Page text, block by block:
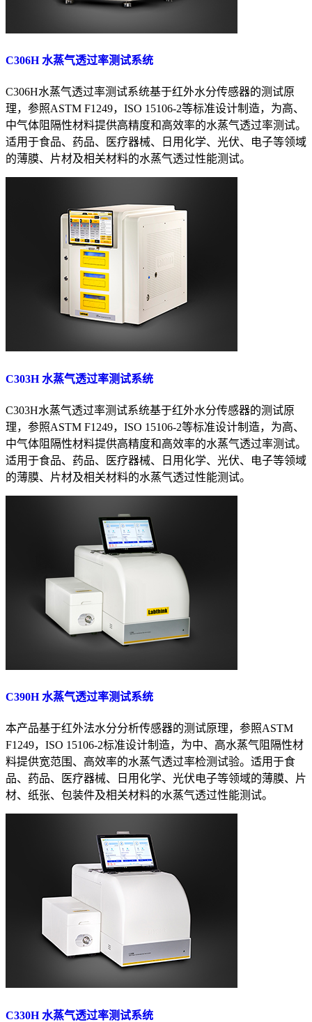
C306H 水蒸气透过率测试系统
C306H水蒸气透过率测试系统基于红外水分传感器的测试原
理，参照ASTM F1249，ISO 15106-2等标准设计制造，为高、
中气体阻隔性材料提供高精度和高效率的水蒸气透过率测试。
适用于食品、药品、医疗器械、日用化学、光伏、电子等领域
的薄膜、片材及相关材料的水蒸气透过性能测试。
C303H 水蒸气透过率测试系统
C303H水蒸气透过率测试系统基于红外水分传感器的测试原
理，参照ASTM F1249，ISO 15106-2等标准设计制造，为高、
中气体阻隔性材料提供高精度和高效率的水蒸气透过率测试。
适用于食品、药品、医疗器械、日用化学、光伏、电子等领域
的薄膜、片材及相关材料的水蒸气透过性能测试。
C390H 水蒸气透过率测试系统
本产品基于红外法水分分析传感器的测试原理，参照ASTM
F1249，ISO 15106-2标准设计制造，为中、高水蒸气阻隔性材
料提供宽范围、高效率的水蒸气透过率检测试验。适用于食
品、药品、医疗器械、日用化学、光伏电子等领域的薄膜、片
材、纸张、包装件及相关材料的水蒸气透过性能测试。
C330H 水蒸气透过率测试系统